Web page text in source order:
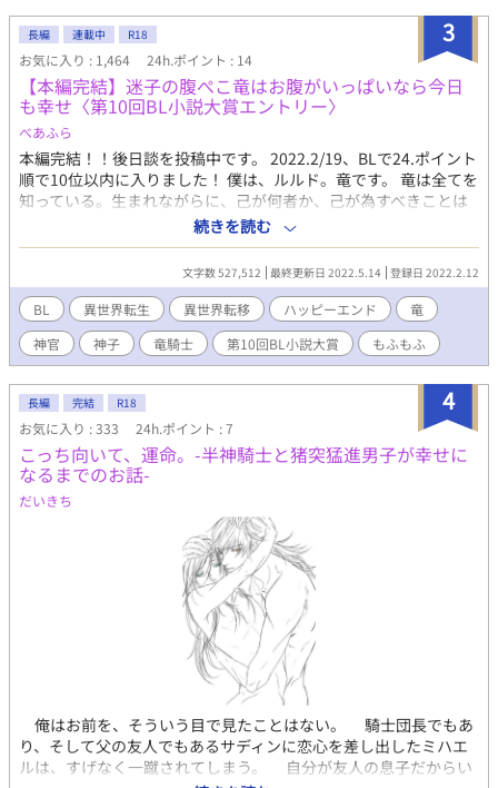
きて気分は急降下。 見合い＝28歳の誕生日までというタイムリミ
ットがある状況で夕希は隼一のゴーストライターを務める。 一緒
に過ごしているうちにαにしては優しく誠実な隼一に心を開いてい
く夕希。そして隼一の家でヒートを起こしてしまい、体の関係を
結んでしまう。見合いを控えているため隼一と決別しようと思う
夕希に対し、逆に猛烈に甘くなる隼一。 しかしあるきっかけから
隼一には最初からΩと寝る目的があったと知ってしまい――？
【受】早瀬夕希（27歳）…βと偽るΩ、コラムニストを目指すスイ
ーツ男子。α嫌いなのに母親にαとの見合いを決められている。
【攻】鷲尾準一（32歳）…黒髪美形α、クールで辛口な美食評論
家兼コラムニスト。現在嗅覚異常に悩まされている。 ※東京のデ
ートスポットでスパダリに美味しいもの食べさせてもらっていち
ゃつく話です♡ ※第10回BL小説大賞に参加しています
3
長編 連載中 R18
お気に入り : 1,464 24h.ポイント : 14
【本編完結】迷子の腹ぺこ竜はお腹がいっぱいなら今日
も幸せ〈第10回BL小説大賞エントリー〉
べあふら
本編完結！！後日談を投稿中です。 2022.2/19、BLで24.ポイント
順で10位以内に入りました！ 僕は、ルルド。竜です。 竜は全てを
知っている。生まれながらに、己が何者か、己が為すべきことは
何なのか、知っている。この世の全てを理解し、構築するこの世
の一部である。たぶん。だけど。僕は何も知らない。 そんな僕
が、生まれてこの方200年、腹ぺこで彷徨い続け、初めて見つけ
た美味しい人。それが、ヴァルだ。 竜の神子とか、竜騎士とか。
神殿とか神官とか。予言とか世界の危機とか。全然わからない
し、どうでもいいけど。 とにかく、僕は、お腹いっぱいになりた
いんです！ 腹ぺこで、迷子な｜竜《ぼく》が、ヴァルを食べた
り、ヴァルに食べられたりしながら、お腹いっぱいになるまでの
お話。 ※悪人顔の荒んだ死にかけ神官×迷子の腹ぺこ竜（竜体と
人型）の固定CP ※R18には＊を付けます
続きを読む
文字数 527,512 最終更新日 2022.5.14 登録日 2022.2.12
BL 異世界転生 異世界転移 ハッピーエンド
竜
神官
神子 竜騎士 第10回BL小説大賞 もふもふ
4
長編 完結 R18
お気に入り : 333 24h.ポイント : 7
こっち向いて、運命。-半神騎士と猪突猛進男子が幸せに
なるまでのお話-
だいきち
俺はお前を、そういう目で見たことはない。 騎士団長でもあ
り、そして父の友人でもあるサディンに恋心を差し出したミハエ
ルは、すげなく一蹴されてしまう。 自分が友人の息子だからい